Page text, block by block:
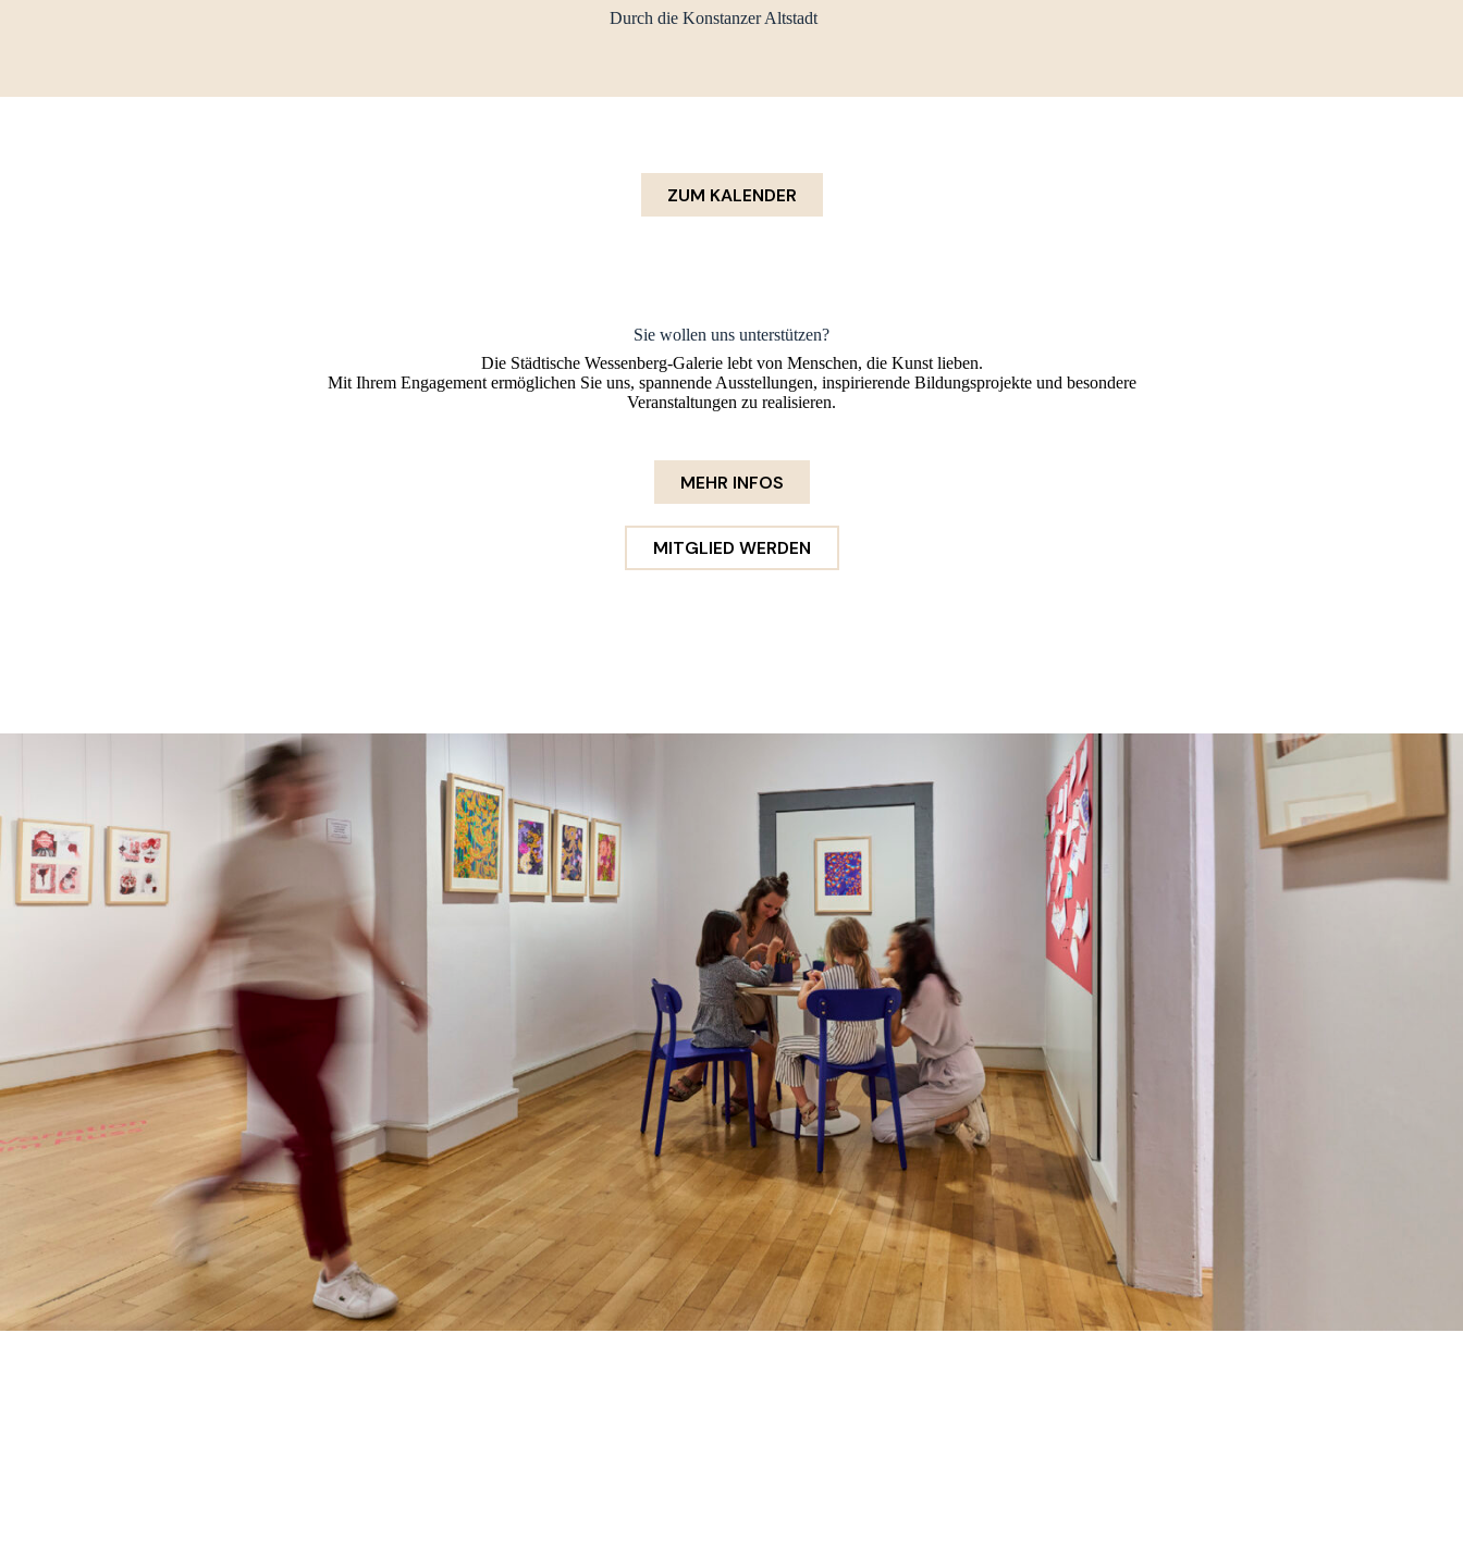
Durch die Konstanzer Altstadt
ZUM KALENDER
Sie wollen uns unterstützen?
Die Städtische Wessenberg-Galerie lebt von Menschen, die Kunst lieben.
Mit Ihrem Engagement ermöglichen Sie uns, spannende Ausstellungen, inspirierende Bildungsprojekte und besondere
Veranstaltungen zu realisieren.
MEHR INFOS
MITGLIED WERDEN